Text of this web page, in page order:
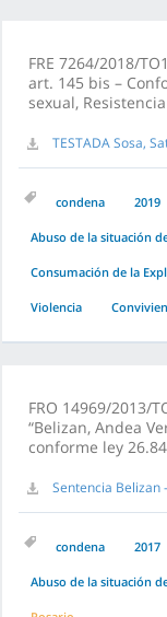
FRE 7264/2018/
art. 145 bis –
sexual, Resistencia
TESTADA Sosa,
condena 2019
Abuso de la situación
Consumación de la
Violencia
FRO 14969/2013/
“Belizan, Andea
conforme ley
Sentencia Belizan
condena 2017
Abuso de la situación